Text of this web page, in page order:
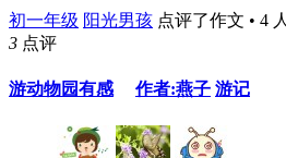
初一年级 阳光男孩 点评了作文 • 4
3 点评
游动物园有感 作者:燕子 游记